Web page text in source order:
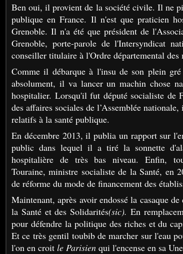
Ben oui, il provient de la société civile. Il ne
publique en France. Il n'est que praticien
Grenoble. Il n'a été que président de
Grenoble, porte-parole de l'Intersyndicat
conseiller titulaire à l'Ordre départemental des
Comme il débarque à l'insu de son plein
absolument, il va lancer un machin chose
hospitalier. Lorsqu'il fut député socialiste de
des affaires sociales de l’Assemblée
relatifs à la santé publique.
En décembre 2013, il publia un rapport sur
public dans lequel il a tiré la sonnette
hospitalière de très bas niveau. Enfin,
Touraine, ministre socialiste de la Santé, en
de réforme du mode de financement des
Maintenant, après avoir endossé la casaque
la Santé et des Solidarités(sic).En
pour défendre la politique des riches et du
Et ce très gentil toubib de marcher sur l'eau
l'on en croit le Parisien qui l'encense en sa